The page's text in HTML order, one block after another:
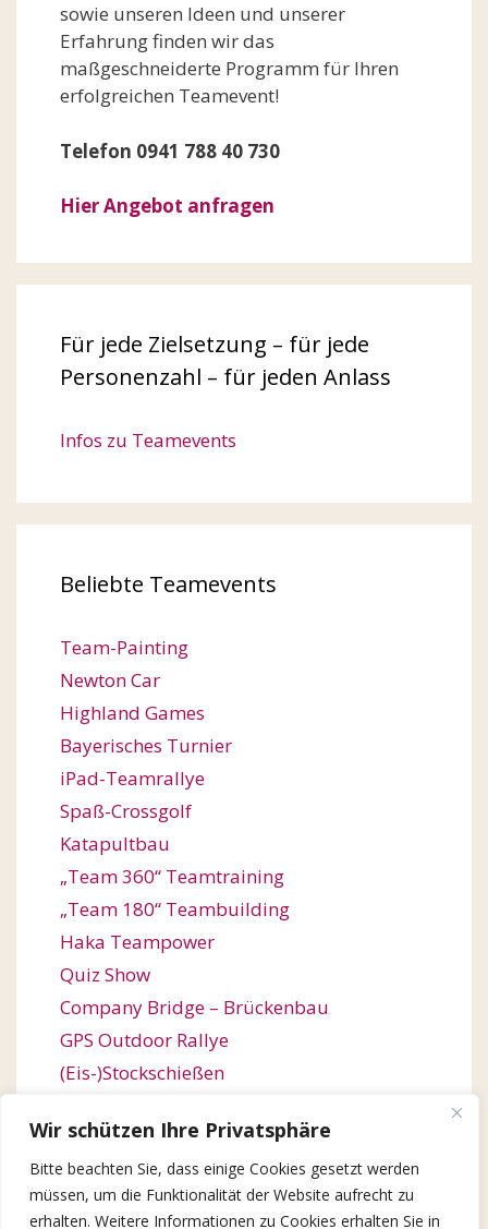
Wir schützen Ihre Privatsphäre
Bitte beachten Sie, dass einige Cookies gesetzt werden
müssen, um die Funktionalität der Website aufrecht zu
erhalten. Weitere Informationen zu Cookies erhalten Sie in
sowie unseren Ideen und unserer
Erfahrung finden wir das
maßgeschneiderte Programm für Ihren
erfolgreichen Teamevent!
Telefon 0941 788 40 730
Hier Angebot anfragen
Für jede Zielsetzung – für jede
Personenzahl – für jeden Anlass
Infos zu Teamevents
Beliebte Teamevents
Team-Painting
Newton Car
Highland Games
Bayerisches Turnier
iPad-Teamrallye
Spaß-Crossgolf
Katapultbau
„Team 360“ Teamtraining
„Team 180“ Teambuilding
Haka Teampower
Quiz Show
Company Bridge – Brückenbau
GPS Outdoor Rallye
(Eis-)Stockschießen
Orienteering / Orientierungswanderung
Outdoor Team Challenge
Kugelbahn-Bau / Roller Coaster